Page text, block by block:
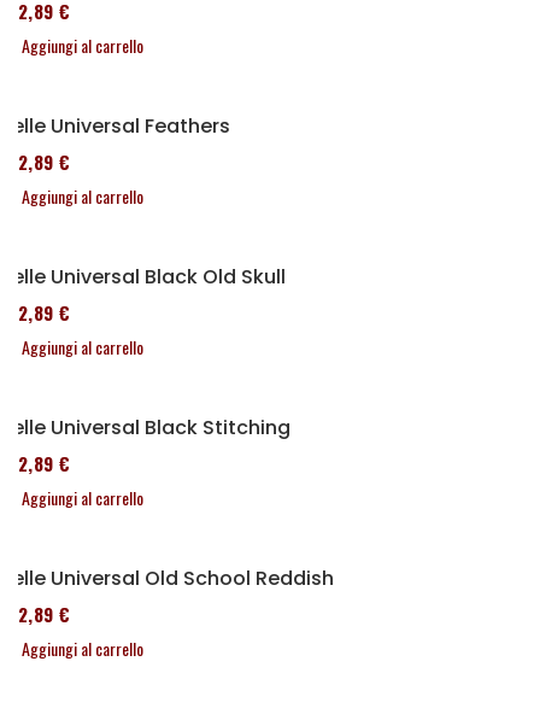
152,89 €
Aggiungi al carrello
Selle Universal Feathers
152,89 €
Aggiungi al carrello
Selle Universal Black Old Skull
152,89 €
Aggiungi al carrello
Selle Universal Black Stitching
152,89 €
Aggiungi al carrello
Selle Universal Old School Reddish
152,89 €
Aggiungi al carrello